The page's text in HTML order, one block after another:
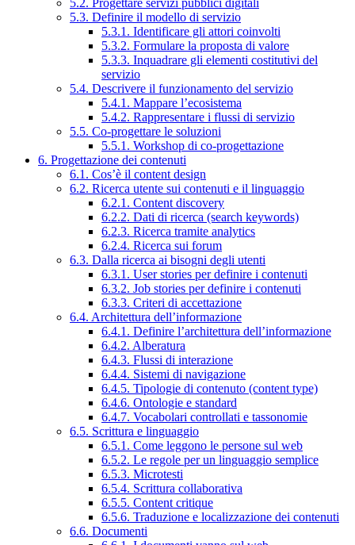
5.2. Progettare servizi pubblici digitali
5.3. Definire il modello di servizio
5.3.1. Identificare gli attori coinvolti
5.3.2. Formulare la proposta di valore
5.3.3. Inquadrare gli elementi costitutivi del
servizio
5.4. Descrivere il funzionamento del servizio
5.4.1. Mappare l’ecosistema
5.4.2. Rappresentare i flussi di servizio
5.5. Co-progettare le soluzioni
5.5.1. Workshop di co-progettazione
6. Progettazione dei contenuti
6.1. Cos’è il content design
6.2. Ricerca utente sui contenuti e il linguaggio
6.2.1. Content discovery
6.2.2. Dati di ricerca (search keywords)
6.2.3. Ricerca tramite analytics
6.2.4. Ricerca sui forum
6.3. Dalla ricerca ai bisogni degli utenti
6.3.1. User stories per definire i contenuti
6.3.2. Job stories per definire i contenuti
6.3.3. Criteri di accettazione
6.4. Architettura dell’informazione
6.4.1. Definire l’architettura dell’informazione
6.4.2. Alberatura
6.4.3. Flussi di interazione
6.4.4. Sistemi di navigazione
6.4.5. Tipologie di contenuto (content type)
6.4.6. Ontologie e standard
6.4.7. Vocabolari controllati e tassonomie
6.5. Scrittura e linguaggio
6.5.1. Come leggono le persone sul web
6.5.2. Le regole per un linguaggio semplice
6.5.3. Microtesti
6.5.4. Scrittura collaborativa
6.5.5. Content critique
6.5.6. Traduzione e localizzazione dei contenuti
6.6. Documenti